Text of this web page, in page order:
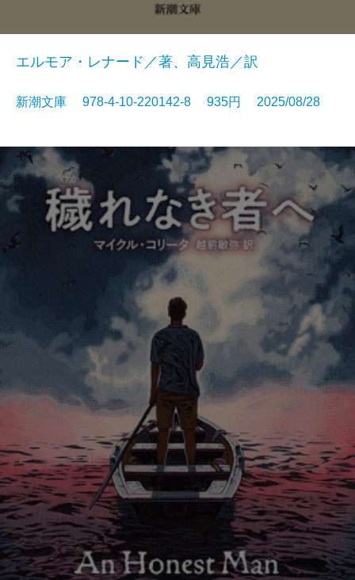
エルモア・レナード／著、高見浩／訳
新潮文庫 978-4-10-220142-8 935円 2025/08/28